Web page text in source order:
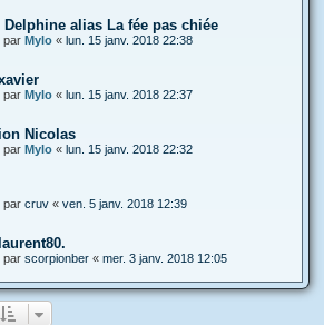
alias La fée pas chiée
par Mylo « lun. 15 janv. 2018 22:38
par Mylo « lun. 15 janv. 2018 22:37
Nicolas
par Mylo « lun. 15 janv. 2018 22:32
par cruv « ven. 5 janv. 2018 12:39
par scorpionber « mer. 3 janv. 2018 12:05